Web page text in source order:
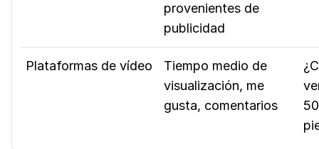
provenientes de
publicidad
Plataformas de vídeo
Tiempo medio de
visualización, me
gusta, comentarios